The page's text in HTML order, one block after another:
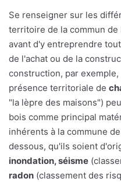
Se renseigner sur les
territoire de la commun
avant d'y entreprendre
de l'achat ou de la
construction, par
présence territoriale de
"la lèpre des maisons")
bois comme principal
inhérents à la commune
dessous, qu'ils soient
inondation, séisme
radon (classement des